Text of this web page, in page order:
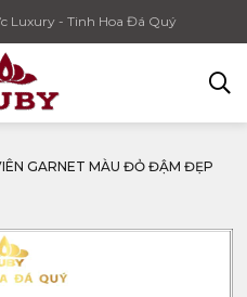
Luxury - Tinh Hoa Đá Quý
GARNET MÀU ĐỎ ĐẬM ĐẸP